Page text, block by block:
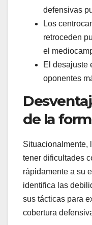
defensivas
Los
retroceden
el
El desajuste
oponentes
de la
Situacionalmente,
tener dificultades
rápidamente a su
identifica las
sus tácticas para
cobertura